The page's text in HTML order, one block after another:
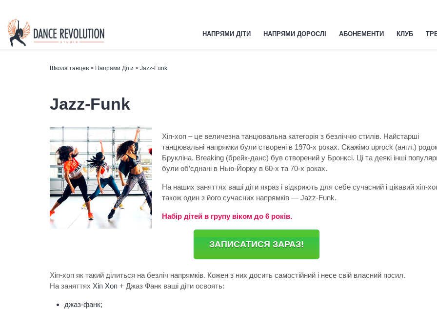
НАПРЯМИ ДІТИ НАПРЯМИ ДОРОСЛІ АБОНЕМЕНТИ КЛУБ
Школа танцев > Напрями Діти > Jazz-Funk
Jazz-Funk
Хіп-хоп – це величезна танцювальна категорія з безліччю стилів. Найстарші
танцювальні напрямки були створені в 1970-х роках. Скажімо uprock (англ.)
Брукліна. Breaking (брейк-данс) був створений у Бронксі. Ці та деякі інші
були об’єднані в Нью-Йорку в 60-х та 70-х роках.
На наших заняттях ваші діти якраз і відкриють для себе сучасний і цікавий хіп-
також один з його сучасних напрямків — Jazz-Funk.
Набір дітей в групу віком до 6 років.
ЗАПИСАТИСЯ ЗАРАЗ!
Хіп-хоп як такий ділиться на безліч напрямків. Кожен з них досить самостійний і несе свій власний посил.
На заняттях Хіп Хоп + Джаз Фанк ваші діти освоять:
джаз-фанк;